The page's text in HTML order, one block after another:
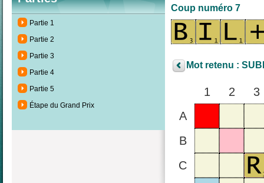
Partie 1
Partie 2
Partie 3
Partie 4
Partie 5
Étape du Grand Prix
Coup numéro 7
Mot retenu :
1 2
3
A
B
C